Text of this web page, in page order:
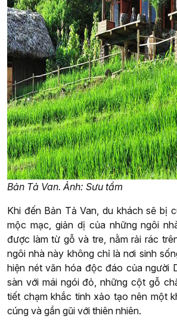
Bản Tả Van. Ảnh: Sưu tầm
Khi đến Bản Tả Van, du khách sẽ bị
mộc mạc, giản dị của những ngôi
được làm từ gỗ và tre, nằm rải rác
ngôi nhà này không chỉ là nơi sinh
hiện nét văn hóa độc đáo của người
sàn với mái ngói đỏ, những cột gỗ
tiết chạm khắc tinh xảo tạo nên một
cúng và gần gũi với thiên nhiên.